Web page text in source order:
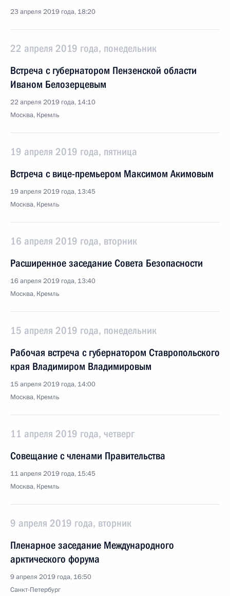
23 апреля 2019 года, 18:20
22 апреля 2019 года, понедельник
Встреча с губернатором Пензенской области
Иваном Белозерцевым
22 апреля 2019 года, 14:10
Москва, Кремль
19 апреля 2019 года, пятница
Встреча с вице-премьером Максимом Акимовым
19 апреля 2019 года, 13:45
Москва, Кремль
16 апреля 2019 года, вторник
Расширенное заседание Совета Безопасности
16 апреля 2019 года, 13:40
Москва, Кремль
15 апреля 2019 года, понедельник
Рабочая встреча с губернатором Ставропольского
края Владимиром Владимировым
15 апреля 2019 года, 14:00
Москва, Кремль
11 апреля 2019 года, четверг
Совещание с членами Правительства
11 апреля 2019 года, 15:45
Москва, Кремль
9 апреля 2019 года, вторник
Пленарное заседание Международного
арктического форума
9 апреля 2019 года, 16:50
Санкт-Петербург